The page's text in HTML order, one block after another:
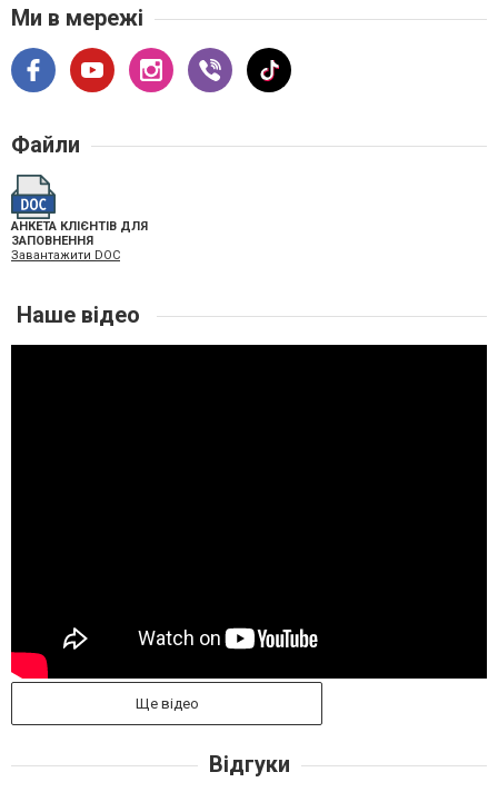
Ми в мережі
Файли
АНКЕТА КЛІЄНТІВ ДЛЯ
ЗАПОВНЕННЯ
Завантажити DOC
Наше відео
Ще відео
Відгуки